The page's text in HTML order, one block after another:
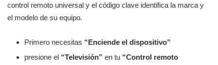
control remoto universal y el código clave identifica la marca y
el modelo de su equipo.
Primero necesitas “Enciende el dispositivo”
presione el “Televisión” en tu “Control remoto